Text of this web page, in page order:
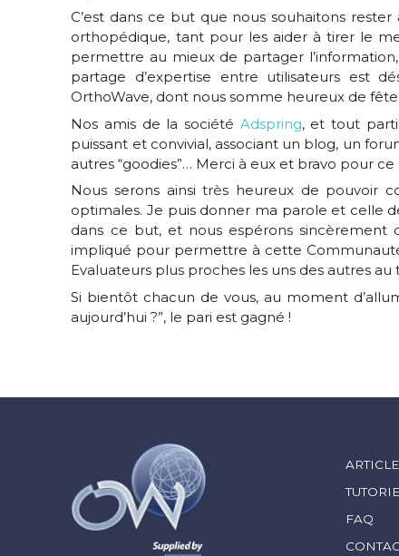
C’est dans ce but que nous souhaitons
orthopédique, tant pour les aider à tirer le
permettre au mieux de partager
partage d’expertise entre utilisateurs est
OrthoWave, dont nous somme heureux de
Nos amis de la société Adspring, et tout
puissant et convivial, associant un blog, un
autres “goodies”… Merci à eux et bravo pour
Nous serons ainsi très heureux de pouvoir
optimales. Je puis donner ma parole et celle
dans ce but, et nous espérons sincèrement
impliqué pour permettre à cette
Evaluateurs plus proches les uns des autres
Si bientôt chacun de vous, au moment
aujourd’hui ?”, le pari est gagné !
FAQ